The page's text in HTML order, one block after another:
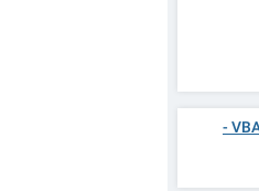
קורס תכנות בשפת VBA -